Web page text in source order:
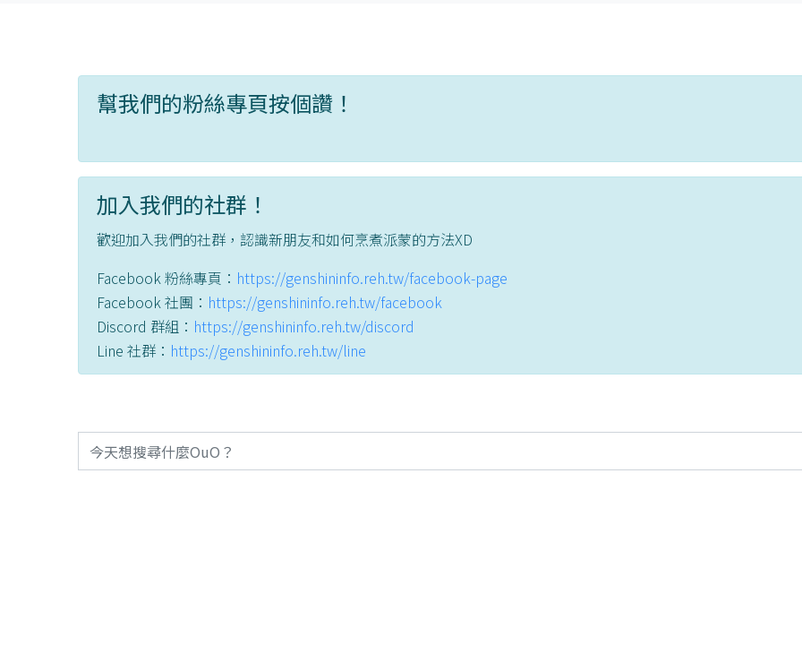
幫我們的粉絲專頁按個讚！
加入我們的社群！
歡迎加入我們的社群，認識新朋友和如何烹煮派蒙的方法XD
Facebook 粉絲專頁： https://genshininfo.reh.tw/facebook-page
Facebook 社團： https://genshininfo.reh.tw/facebook
Discord 群組： https://genshininfo.reh.tw/discord
Line 社群： https://genshininfo.reh.tw/line